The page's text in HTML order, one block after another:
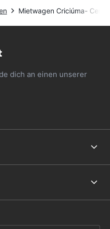
Mietwagen Criciúma-
dich an einen unserer